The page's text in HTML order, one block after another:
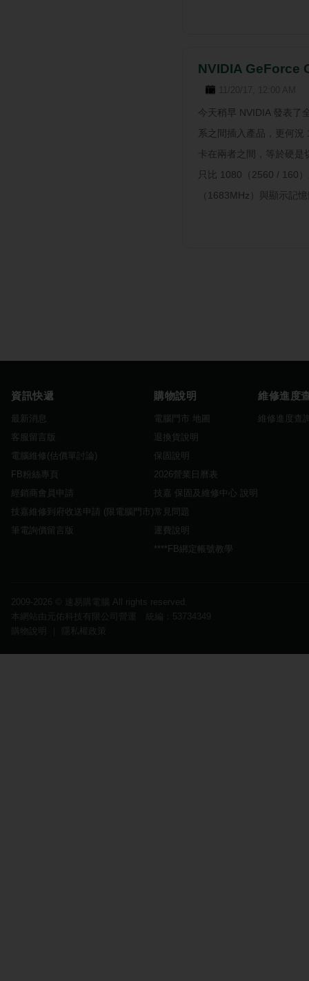
NVIDIA GeForce
11/20/17, 12:00 AM
今天稍早 NVIDIA 發表了
系之間插入產品，更何
卡在兩者之間，等於硬
只比 1080（2560 / 160
（1683MHz）與顯示記
資訊快遞
最新消息
客服留言版
電腦維修(估價單討論)
FB粉絲專頁
經銷商會員申請
技嘉維修到府收送申請 (限電腦門市)
筆電詢價留言版
購物說明
電腦門市 地圖
退換貨說明
保固說明
2026營業日曆表
技嘉 保固及維修中心 說明
常見問題
運費說明
****FB綁定帳號教學
維修進度
維修進度查